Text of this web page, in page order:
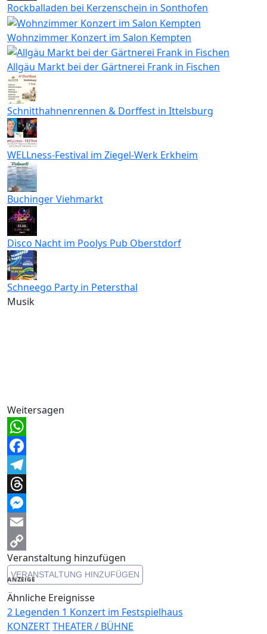
Rockballaden bei Kerzenschein in Sonthofen
Wohnzimmer Konzert im Salon Kempten
Allgäu Markt bei der Gärtnerei Frank in Fischen
Schnitthahnenrennen & Dorffest in Ittelsburg
WELLness-Festival im Ziegel-Werk Erkheim
Buchinger Viehmarkt
Disco Nacht im Poolys Pub Oberstdorf
Schneego Party in Petersthal
Musik
Weitersagen
WhatsApp
Facebook
Telegram
Threads
Messenger
Email
Copy
Link
Veranstaltung hinzufügen
VERANSTALTUNG HINZUFÜGEN
ANZEIGE
Ähnliche Ereignisse
2 Legenden 1 Konzert im Festspielhaus
KONZERTTHEATER / BÜHNE